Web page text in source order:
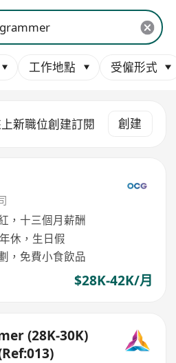
工作地點 受僱形式
新職位創建訂閱 創建
，十三個月薪酬
休，生日假
，免費小食飲品
$28K-42K/月
(28K-30K)